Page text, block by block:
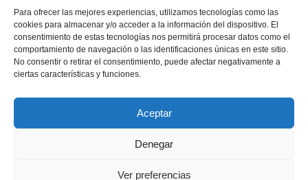
Para ofrecer las mejores experiencias, utilizamos tecnologías como las
cookies para almacenar y/o acceder a la información del dispositivo. El
consentimiento de estas tecnologías nos permitirá procesar datos como el
comportamiento de navegación o las identificaciones únicas en este sitio.
No consentir o retirar el consentimiento, puede afectar negativamente a
ciertas características y funciones.
Aceptar
Denegar
Ver preferencias
Productores
de
fresas,
frambuesas,
arándanos
y
desde
y
Camino de
Montemayor s/n
21800 Moguer.
Huelva ESPAÑA.
info@cunadeplatero.com
25
MATERIALES
CORPORATIVOS
Logotipo -
Dossier inglés
Aviso legal
Política de
privacidad
Canal de denuncias